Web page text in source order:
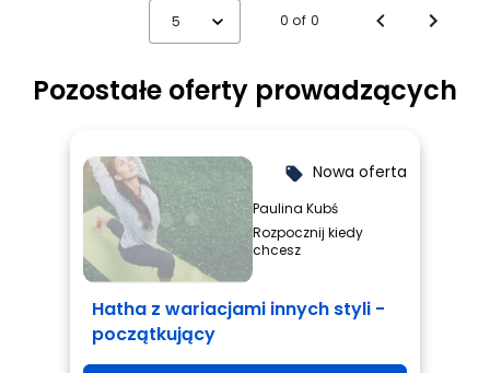
5 0 of 0
Pozostałe oferty prowadzących
local_offer Nowa oferta
Paulina Kubś
Rozpocznij kiedy
chcesz
Hatha z wariacjami innych styli -
początkujący